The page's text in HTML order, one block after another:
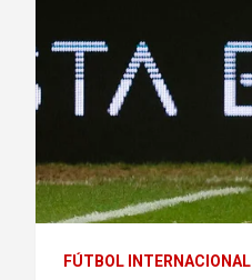
FÚTBOL INTERNACIONAL